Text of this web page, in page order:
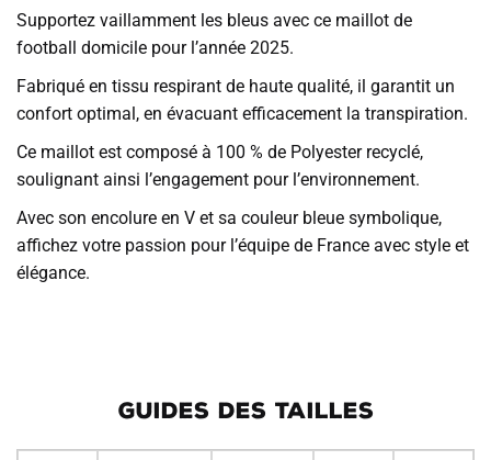
Supportez vaillamment les bleus avec ce maillot de
football domicile pour l’année 2025.
Fabriqué en tissu respirant de haute qualité, il garantit un
confort optimal, en évacuant efficacement la transpiration.
Ce maillot est composé à 100 % de Polyester recyclé,
soulignant ainsi l’engagement pour l’environnement.
Avec son encolure en V et sa couleur bleue symbolique,
affichez votre passion pour l’équipe de France avec style et
élégance.
GUIDES DES TAILLES